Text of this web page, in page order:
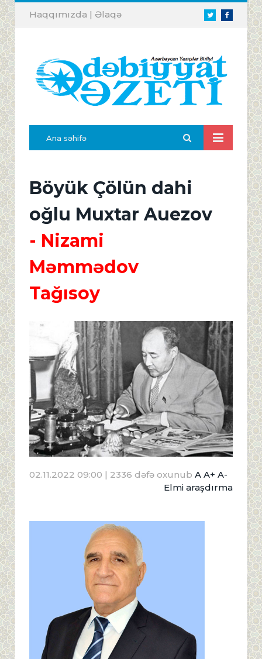
TwitterFacebook
Haqqımızda | Əlaqə
Ana səhifə
Böyük Çölün dahi
oğlu Muxtar Auezov
- Nizami
Məmmədov
Tağısoy
02.11.2022 09:00 | 2336 dəfə oxunub A A+ A-
Elmi araşdırma